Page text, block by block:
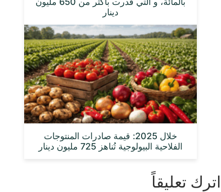
دينار
خلال 2025: قيمة صادرات المنتوجات
الفلاحية البيولوجية تُناهز 725 مليون دينار
اترك تعليقاً